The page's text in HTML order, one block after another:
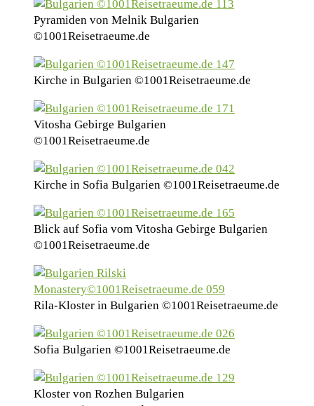
Pyramiden von Melnik Bulgarien
©1001Reisetraeume.de
Kirche in Bulgarien ©1001Reisetraeume.de
Vitosha Gebirge Bulgarien
©1001Reisetraeume.de
Kirche in Sofia Bulgarien ©1001Reisetraeume.de
Blick auf Sofia vom Vitosha Gebirge Bulgarien
©1001Reisetraeume.de
Rila-Kloster in Bulgarien ©1001Reisetraeume.de
Sofia Bulgarien ©1001Reisetraeume.de
Kloster von Rozhen Bulgarien